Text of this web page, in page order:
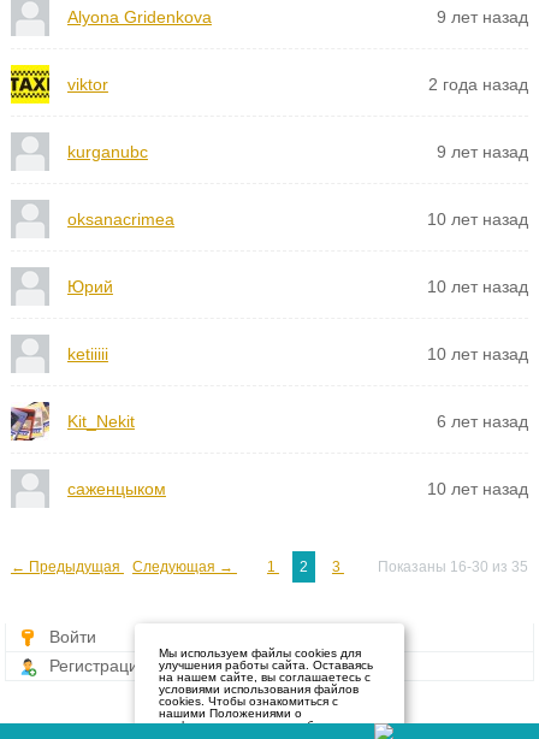
Alyona Gridenkova 9 лет назад
viktor 2 года назад
kurganubc 9 лет назад
oksanacrimea 10 лет назад
Юрий 10 лет назад
ketiiiii 10 лет назад
Kit_Nekit 6 лет назад
саженцыком 10 лет назад
← Предыдущая Следующая → 1 2 3 Показаны 16-30 из 35
Войти
Регистрация
Мы используем файлы cookies для
улучшения работы сайта. Оставаясь
на нашем сайте, вы соглашаетесь с
условиями использования файлов
cookies. Чтобы ознакомиться с
нашими Положениями о
конфиденциальности и об